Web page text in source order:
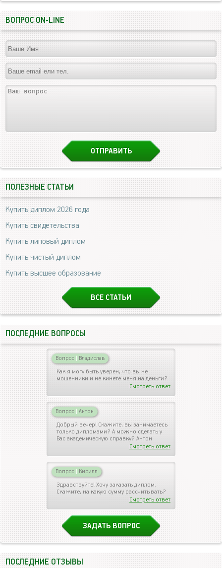
ВОПРОС ON-LINE
ПОЛЕЗНЫЕ СТАТЬИ
Купить диплом 2026 года
Купить свидетельства
Купить липовый диплом
Купить чистый диплом
Купить высшее образование
ВСЕ СТАТЬИ
ПОСЛЕДНИЕ ВОПРОСЫ
Вопрос | Владислав
Как я могу быть уверен, что вы не
мошенники и не кинете меня на деньги?
Смотреть ответ
Вопрос | Антон
Добрый вечер! Скажите, вы занимаетесь
только дипломами? А можно сделать у
Вас академическую справку? Антон
Смотреть ответ
Вопрос | Кирилл
Здравствуйте! Хочу заказать диплом.
Скажите, на какую сумму рассчитывать?
Смотреть ответ
ЗАДАТЬ ВОПРОС
ПОСЛЕДНИЕ ОТЗЫВЫ